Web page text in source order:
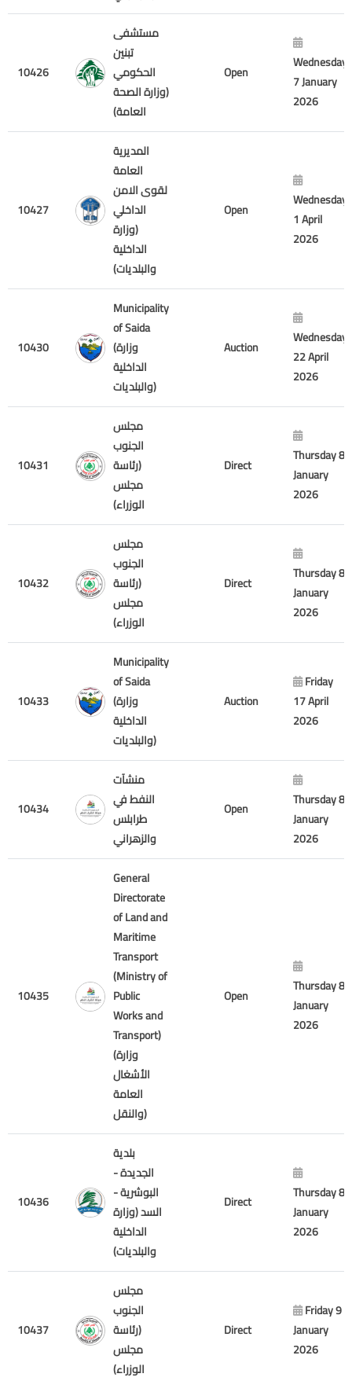
10426
مستشفى
تبنين
الحكومي
(وزارة الصحة
العامة)
Open
Wednesday
7 January
2026
10427
المديرية
العامة
لقوى الامن
الداخلي
(وزارة
الداخلية
والبلديات)
Open
Wednesday
1 April
2026
10430
Municipality
of Saida
(وزارة
الداخلية
والبلديات)
Auction
Wednesday
22 April
2026
10431
مجلس
الجنوب
(رئاسة
مجلس
الوزراء)
Direct
Thursday 8
January
2026
10432
مجلس
الجنوب
(رئاسة
مجلس
الوزراء)
Direct
Thursday 8
January
2026
10433
Municipality
of Saida
(وزارة
الداخلية
والبلديات)
Auction
Friday
17 April
2026
10434
منشآت
النفط في
طرابلس
والزهراني
Open
Thursday 8
January
2026
10435
General
Directorate
of Land and
Maritime
Transport
(Ministry of
Public
Works and
Transport)
(وزارة
الأشغال
العامة
والنقل)
Open
Thursday 8
January
2026
10436
بلدية
الجديدة -
البوشرية -
السد (وزارة
الداخلية
والبلديات)
Direct
Thursday 8
January
2026
10437
مجلس
الجنوب
(رئاسة
مجلس
الوزراء)
Direct
Friday 9
January
2026